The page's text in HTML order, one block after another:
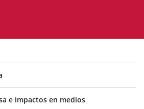
e impactos en medios